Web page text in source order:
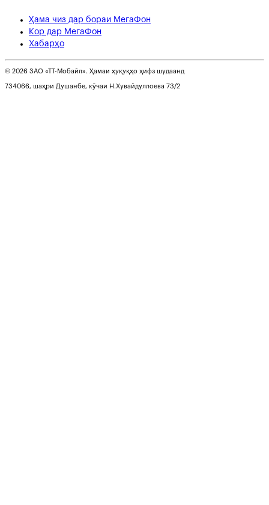
Ҳама чиз дар бораи МегаФон
Кор дар МегаФон
Хабарҳо
© 2026 ЗАО «ТТ-Мобайл». Ҳамаи ҳуқуқҳо ҳифз шудаанд
734066, шаҳри Душанбе, кӯчаи Н.Хувайдуллоева 73/2